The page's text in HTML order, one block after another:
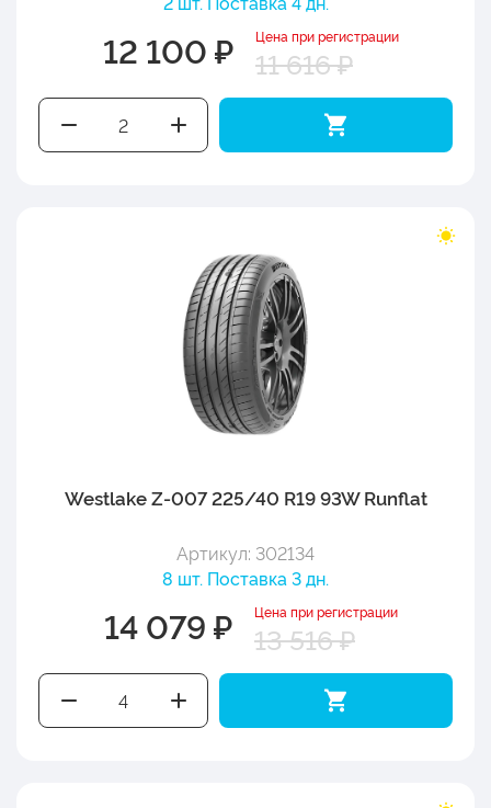
12 100 ₽ Цена при регистрации
11 616 ₽
Westlake Z-007 225/40 R19 93W Runflat
Артикул: 302134
8 шт. Поставка 3 дн.
14 079 ₽ Цена при регистрации
13 516 ₽